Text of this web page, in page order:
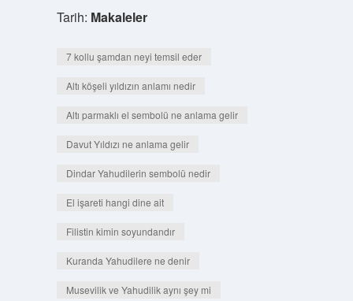
Tarih: Makaleler
7 kollu şamdan neyi temsil eder
Altı köşeli yıldızın anlamı nedir
Altı parmaklı el sembolü ne anlama gelir
Davut Yıldızı ne anlama gelir
Dindar Yahudilerin sembolü nedir
El işareti hangi dine ait
Filistin kimin soyundandır
Kuranda Yahudilere ne denir
Musevilik ve Yahudilik aynı şey mi